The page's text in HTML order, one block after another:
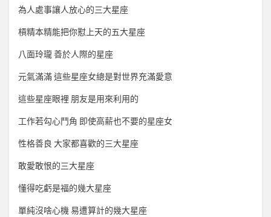
為人處事讓人放心的三大星座
槓精本精能把你懟上天的五大星座
八面玲瓏 善於人際的星座
元氣滿滿 這些星座女總是對世界充滿愛意
這些星座眼裡 朋友是用來利用的
工作若勾心鬥角 即使高薪也不要的星座女
性格善良 大家都喜歡的三大星座
敢愛敢恨的三大星座
懂得吃虧是福的幾大星座
單純沒啥心機 易遭算計的幾大星座